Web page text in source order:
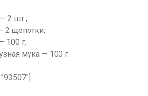
2 шт.;
2 щепотки;
100 г;
мука — 100 г.